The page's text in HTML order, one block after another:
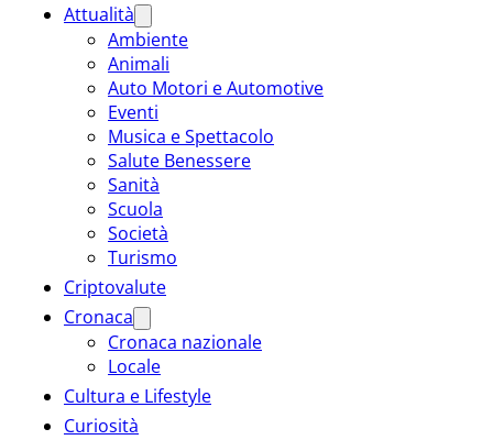
Attualità
Ambiente
Animali
Auto Motori e Automotive
Eventi
Musica e Spettacolo
Salute Benessere
Sanità
Scuola
Società
Turismo
Criptovalute
Cronaca
Cronaca nazionale
Locale
Cultura e Lifestyle
Curiosità